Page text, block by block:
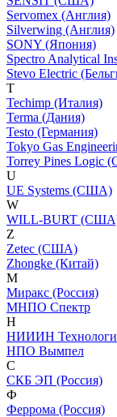
Servomex (Англия)
Silverwing (Англия)
SONY (Япония)
Spectro Analytical
Stevo Electric
T
Techimp (Италия)
Terma (Дания)
Testo (Германия)
Tokyo Gas
Torrey Pines Logic
U
UE Systems (США)
W
WILL-BURT
Z
Zetec (США)
Zhongke (Китай)
М
Миракс (Россия)
МНПО Спектр
Н
НИИИН
НПО Вымпел
С
СКБ ЭП (Россия)
Ф
Феррома (Россия)